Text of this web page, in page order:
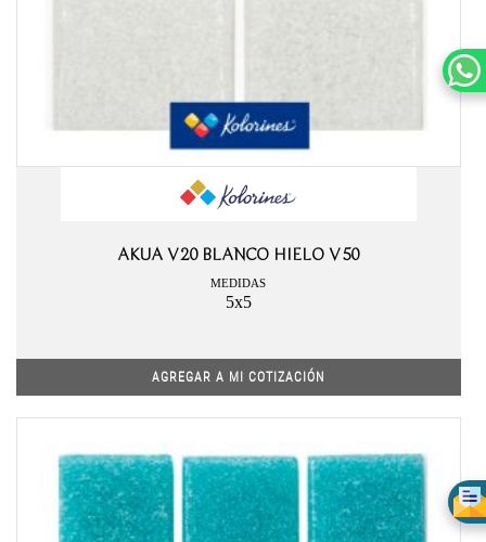
AKUA V20 BLANCO HIELO V50
MEDIDAS
5x5
AGREGAR A MI COTIZACIÓN